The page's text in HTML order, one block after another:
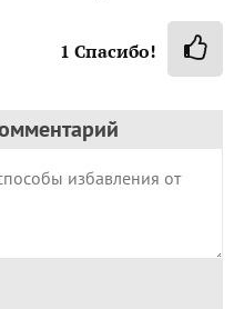
1 Спасибо!